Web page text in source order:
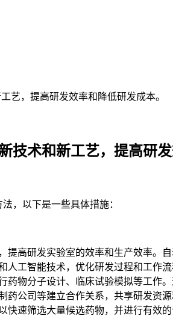
艺，提高研发效率和降低研发成本。
技术和新工艺，提高研
，以下是一些具体措施：
提高研发实验室的效率和生产效率。
人工智能技术，优化研发过程和工作
物分子设计、临床试验模拟等工作
药公司等建立合作关系，共享研发资
快速筛选大量候选药物，并进行有效